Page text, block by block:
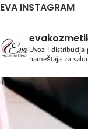
EVA INSTAGRAM
Uvoz i distribucija
nameštaja za